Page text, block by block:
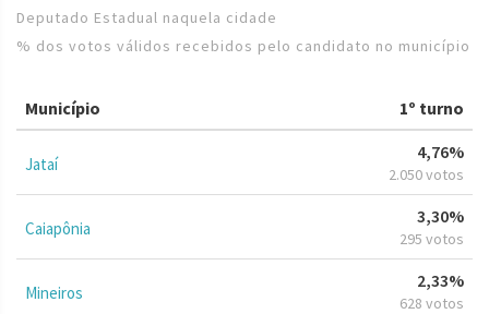
Deputado Estadual naquela cidade
% dos votos válidos recebidos pelo candidato no município
Município 1º turno
Jataí
4,76%
2.050 votos
Caiapônia
3,30%
295 votos
Mineiros
2,33%
628 votos